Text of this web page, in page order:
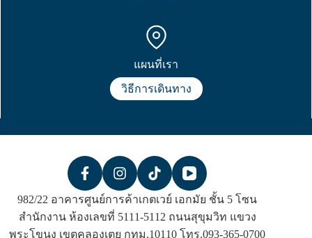
แผนที่เรา
วิธีการเดินทาง
982/22 อาคารศูนย์การค้าเกตเวย์ เอกมัย ชั้น 5 โซน
สำนักงาน ห้องเลขที่ 5111-5112 ถนนสุขุมวิท แขวง
พระโขนง เขตคลองเตย กทม.10110 โทร.093-365-0700